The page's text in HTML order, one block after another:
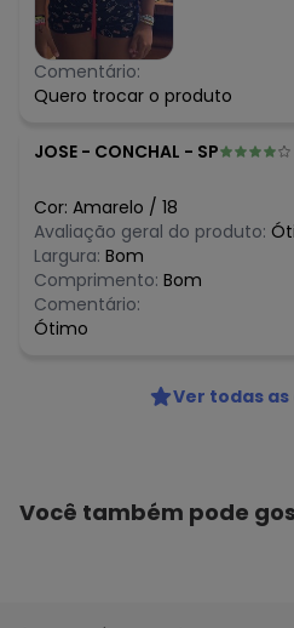
Comentário:
Quero trocar o produto
JOSE - CONCHAL - SP
Cor: Amarelo / 18
Avaliação geral do produto:
Largura: Bom
Comprimento: Bom
Comentário:
Ótimo
Ver todas
Você também pode